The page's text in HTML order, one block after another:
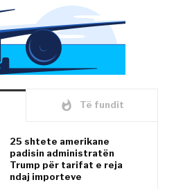
whatshot Të fundit
25 shtete amerikane
padisin administratën
Trump për tarifat e reja
ndaj importeve